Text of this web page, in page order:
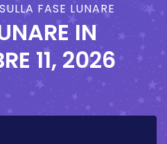
FASE LUNARE
IN
11, 2026